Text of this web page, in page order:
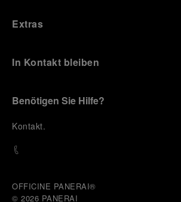
Extras
In Kontakt bleiben
Benötigen Sie Hilfe?
Kontakt.
OFFICINE PANERAI®
© 2026 PANERAI